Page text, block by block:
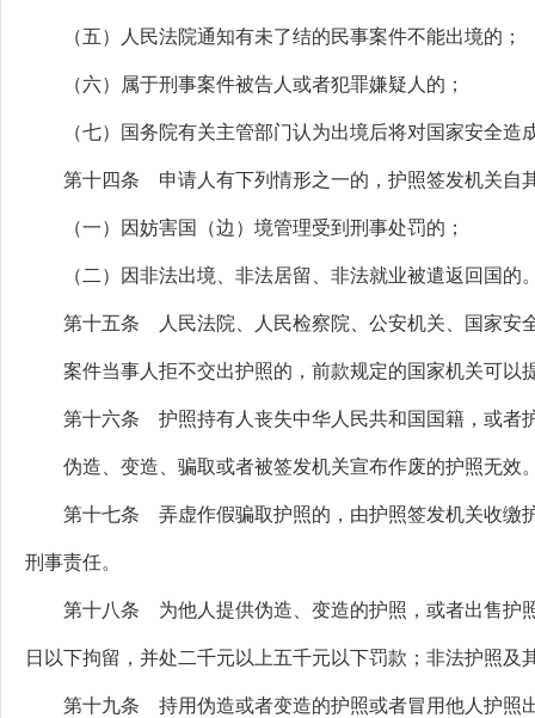
（五）人民法院通知有未了结的民事案件不能出境的；
（六）属于刑事案件被告人或者犯罪嫌疑人的；
（七）国务院有关主管部门认为出境后将对国家安全造
第十四条 申请人有下列情形之一的，护照签发机关自其
（一）因妨害国（边）境管理受到刑事处罚的；
（二）因非法出境、非法居留、非法就业被遣返回国的
第十五条 人民法院、人民检察院、公安机关、国家安全
案件当事人拒不交出护照的，前款规定的国家机关可以
第十六条 护照持有人丧失中华人民共和国国籍，或者护
伪造、变造、骗取或者被签发机关宣布作废的护照无效
第十七条 弄虚作假骗取护照的，由护照签发机关收缴护
刑事责任。
第十八条 为他人提供伪造、变造的护照，或者出售护照
日以下拘留，并处二千元以上五千元以下罚款；非法护照及
第十九条 持用伪造或者变造的护照或者冒用他人护照出